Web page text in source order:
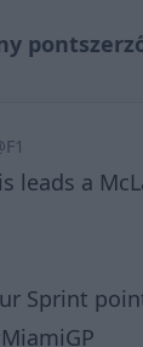
leads a
Sprint